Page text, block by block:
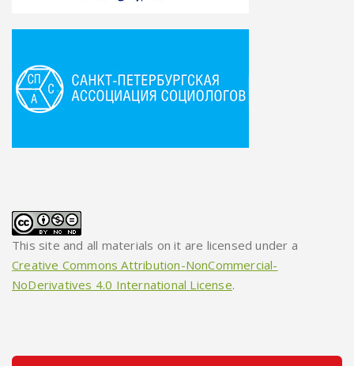
This site and all materials on it are licensed under a
Creative Commons Attribution-NonCommercial-
NoDerivatives 4.0 International License.